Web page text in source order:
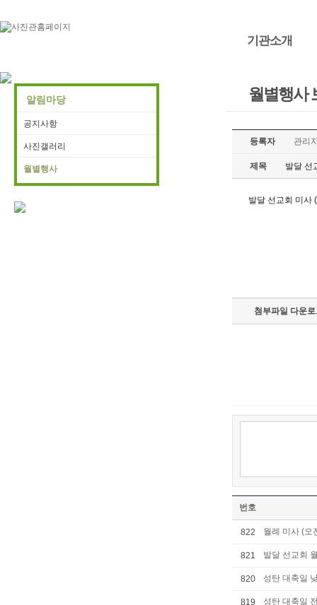
기관소개
알림마당
공지사항
사진갤러리
월별행사
월별행사
등록자 관리
제목 발달 선
발달 선교회 미사
첨부파일 다운
번호
822 월례 미사 (오
821 발달 선교회
820 성탄 대축일
819 성탄 대축일